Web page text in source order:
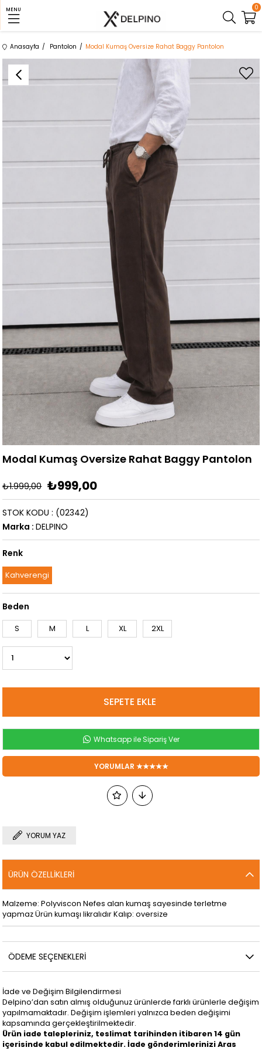
MENU 0
Anasayfa Pantolon Modal Kumaş Oversize Rahat Baggy Pantolon
Modal Kumaş Oversize Rahat Baggy Pantolon
₺1.999,00 ₺999,00
(02342)
STOK KODU
Marka : DELPINO
Renk
Kahverengi
Beden
S M L XL 2XL
Whatsapp ile Sipariş Ver
YORUMLAR ★★★★★
YORUM YAZ
ÜRÜN ÖZELLIKLERI
Malzeme: Polyviscon Nefes alan kumaş sayesinde terletme
yapmaz Ürün kumaşı likralıdır Kalıp: oversize
ÖDEME SEÇENEKLERI
İade ve Değişim Bilgilendirmesi
Delpino’dan satın almış olduğunuz ürünlerde farklı ürünlerle değişim
yapılmamaktadır. Değişim işlemleri yalnızca beden değişimi
kapsamında gerçekleştirilmektedir.
Ürün iade talepleriniz, teslimat tarihinden itibaren 14 gün
içerisinde kabul edilmektedir. İade gönderimleriniziAras